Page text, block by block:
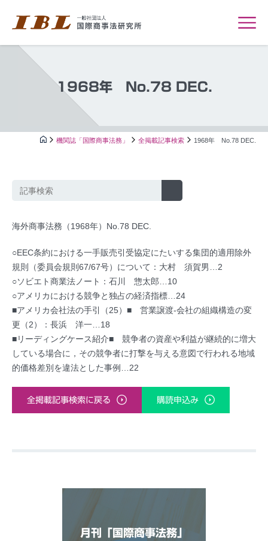
1968年 No.78 DEC.
機関誌「国際商事法務」 全掲載記事検索 1968年 No.78 DEC.
海外商事法務（1968年）No.78 DEC.
○EEC条約における一手販売引受協定にたいする集団的適用除外
規則（委員会規則67/67号）について：大村 須賀男…2
○ソビエト商業法ノート：石川 惣太郎…10
○アメリカにおける競争と独占の経済指標…24
■アメリカ会社法の手引（25）■ 営業譲渡-会社の組織構造の変
更（2）：長浜 洋一…18
■リーディングケース紹介■ 競争者の資産や利益が継続的に増大
している場合に，その競争者に打撃を与える意図で行われる地域
的価格差別を違法とした事例…22
全掲載記事検索に戻る 購読申込み
月刊「国際商事法務」